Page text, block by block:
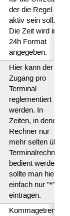
der die Regel
aktiv sein soll.
Die Zeit wird im
24h Format
angegeben.
Hier kann der
Zugang pro
Terminal
reglementiert
werden. In
Zeiten, in denen
Rechner nur
mehr selten über
Terminalrechner
bedient werden,
sollte man hier
einfach nur "*"
eintragen.
Kommagetrennte